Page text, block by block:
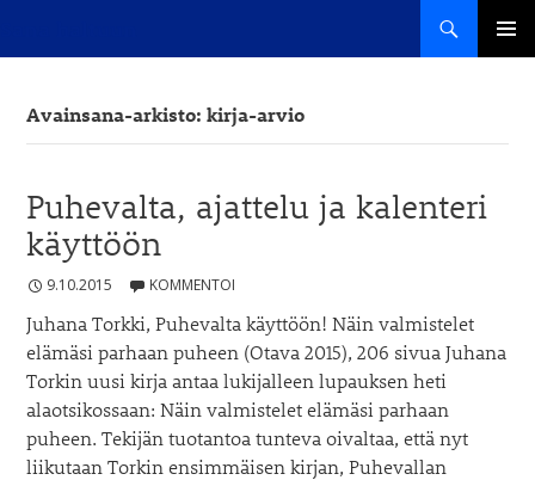
Avainsana-arkisto: kirja-arvio
Puhevalta, ajattelu ja kalenteri
käyttöön
9.10.2015 KOMMENTOI
Juhana Torkki, Puhevalta käyttöön! Näin valmistelet
elämäsi parhaan puheen (Otava 2015), 206 sivua Juhana
Torkin uusi kirja antaa lukijalleen lupauksen heti
alaotsikossaan: Näin valmistelet elämäsi parhaan
puheen. Tekijän tuotantoa tunteva oivaltaa, että nyt
liikutaan Torkin ensimmäisen kirjan, Puhevallan